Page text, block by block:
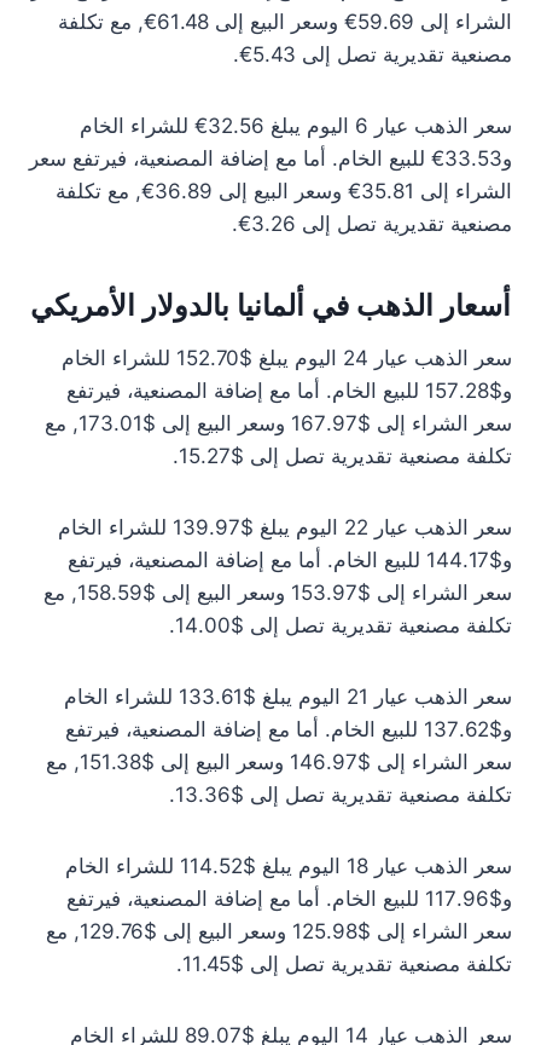
الشراء إلى 59.69€ وسعر البيع إلى 61.48€, مع تكلفة
مصنعية تقديرية تصل إلى 5.43€.
سعر الذهب عيار 6 اليوم يبلغ 32.56€ للشراء الخام
و33.53€ للبيع الخام. أما مع إضافة المصنعية، فيرتفع سعر
الشراء إلى 35.81€ وسعر البيع إلى 36.89€, مع تكلفة
مصنعية تقديرية تصل إلى 3.26€.
أسعار الذهب في ألمانيا بالدولار الأمريكي
سعر الذهب عيار 24 اليوم يبلغ $152.70 للشراء الخام
و$157.28 للبيع الخام. أما مع إضافة المصنعية، فيرتفع
سعر الشراء إلى $167.97 وسعر البيع إلى $173.01, مع
تكلفة مصنعية تقديرية تصل إلى $15.27.
سعر الذهب عيار 22 اليوم يبلغ $139.97 للشراء الخام
و$144.17 للبيع الخام. أما مع إضافة المصنعية، فيرتفع
سعر الشراء إلى $153.97 وسعر البيع إلى $158.59, مع
تكلفة مصنعية تقديرية تصل إلى $14.00.
سعر الذهب عيار 21 اليوم يبلغ $133.61 للشراء الخام
و$137.62 للبيع الخام. أما مع إضافة المصنعية، فيرتفع
سعر الشراء إلى $146.97 وسعر البيع إلى $151.38, مع
تكلفة مصنعية تقديرية تصل إلى $13.36.
سعر الذهب عيار 18 اليوم يبلغ $114.52 للشراء الخام
و$117.96 للبيع الخام. أما مع إضافة المصنعية، فيرتفع
سعر الشراء إلى $125.98 وسعر البيع إلى $129.76, مع
تكلفة مصنعية تقديرية تصل إلى $11.45.
سعر الذهب عيار 14 اليوم يبلغ $89.07 للشراء الخام